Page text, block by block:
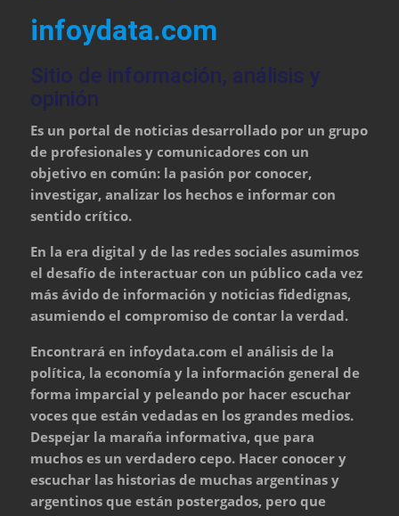
infoydata.com
Sitio de información, análisis y
opinión
Es un portal de noticias desarrollado por un grupo
de profesionales y comunicadores con un
objetivo en común: la pasión por conocer,
investigar, analizar los hechos e informar con
sentido crítico.
En la era digital y de las redes sociales asumimos
el desafío de interactuar con un público cada vez
más ávido de información y noticias fidedignas,
asumiendo el compromiso de contar la verdad.
Encontrará en infoydata.com el análisis de la
política, la economía y la información general de
forma imparcial y peleando por hacer escuchar
voces que están vedadas en los grandes medios.
Despejar la maraña informativa, que para
muchos es un verdadero cepo. Hacer conocer y
escuchar las historias de muchas argentinas y
argentinos que están postergados, pero que